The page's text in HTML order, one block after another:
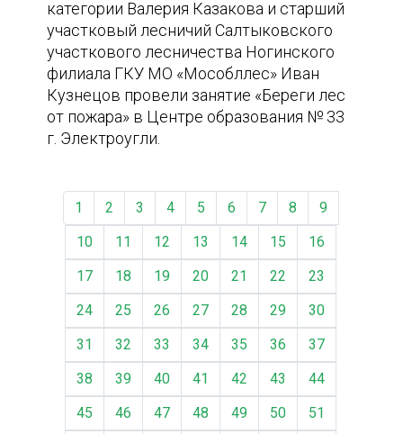
категории Валерия Казакова и старший
участковый лесничий Салтыковского
участкового лесничества Ногинского
филиала ГКУ МО «Мособллес» Иван
Кузнецов провели занятие «Береги лес
от пожара» в Центре образования № 33
г. Электроугли.
1 2 3 4 5 6 7 8
9
10
11 12 13 14 15
16
17
18 19 20 21 22
23
24
25 26 27 28 29
30
31
32 33 34 35 36
37
38
39 40 41 42 43
44
45
46 47 48 49 50
51